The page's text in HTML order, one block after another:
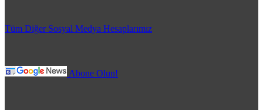
Tüm Diğer Sosyal Medya Hesaplarımız
Abone Olun!